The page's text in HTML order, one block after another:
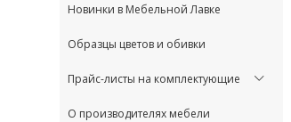
Новинки в Мебельной Лавке
Образцы цветов и обивки
Прайс-листы на комплектующие
О производителях мебели